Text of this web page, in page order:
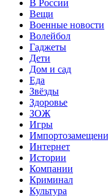
В России
Вещи
Военные новости
Волейбол
Гаджеты
Дети
Дом и сад
Еда
Звёзды
Здоровье
ЗОЖ
Игры
Интернет
Истории
Компании
Криминал
Культура